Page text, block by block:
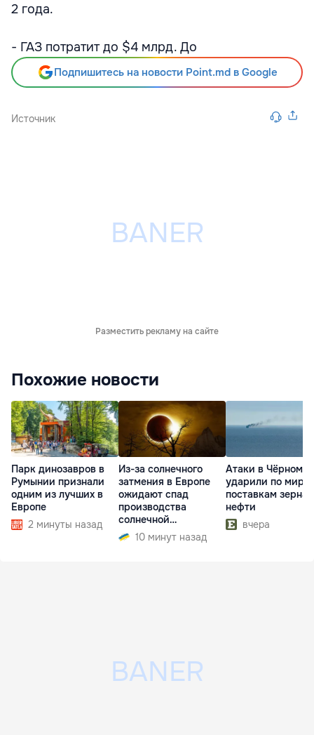
2 года.
- ГАЗ потратит до $4 млрд. До
Подпишитесь на новости Point.md в Google
Источник
Разместить рекламу на сайте
Похожие новости
Парк динозавров в
Румынии признали
одним из лучших в
Европе
2 минуты назад
Из-за солнечного
затмения в Европе
ожидают спад
производства
солнечной
электроэнергии
10 минут назад
Атаки в Чёрном
ударили по
поставкам зерна
нефти
вчера